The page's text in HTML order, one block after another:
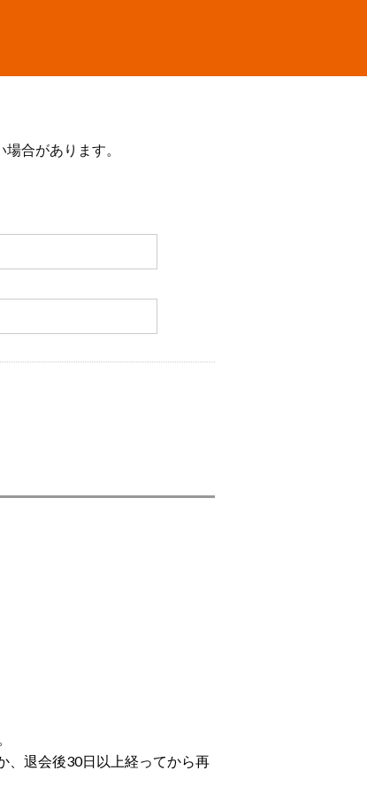
合があります。
、退会後30日以上経ってから再